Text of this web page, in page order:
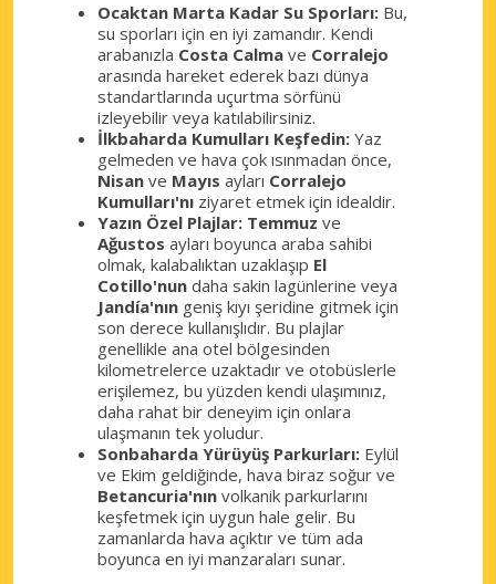
Ocaktan Marta Kadar Su Sporları: Bu,
su sporları için en iyi zamandır. Kendi
arabanızla Costa Calma ve Corralejo
arasında hareket ederek bazı dünya
standartlarında uçurtma sörfünü
izleyebilir veya katılabilirsiniz.
İlkbaharda Kumulları Keşfedin: Yaz
gelmeden ve hava çok ısınmadan önce,
Nisan ve Mayıs ayları Corralejo
Kumulları'nı ziyaret etmek için idealdir.
Yazın Özel Plajlar: Temmuz ve
Ağustos ayları boyunca araba sahibi
olmak, kalabalıktan uzaklaşıp El
Cotillo'nun daha sakin lagünlerine veya
Jandía'nın geniş kıyı şeridine gitmek için
son derece kullanışlıdır. Bu plajlar
genellikle ana otel bölgesinden
kilometrelerce uzaktadır ve otobüslerle
erişilemez, bu yüzden kendi ulaşımınız,
daha rahat bir deneyim için onlara
ulaşmanın tek yoludur.
Sonbaharda Yürüyüş Parkurları: Eylül
ve Ekim geldiğinde, hava biraz soğur ve
Betancuria'nın volkanik parkurlarını
keşfetmek için uygun hale gelir. Bu
zamanlarda hava açıktır ve tüm ada
boyunca en iyi manzaraları sunar.